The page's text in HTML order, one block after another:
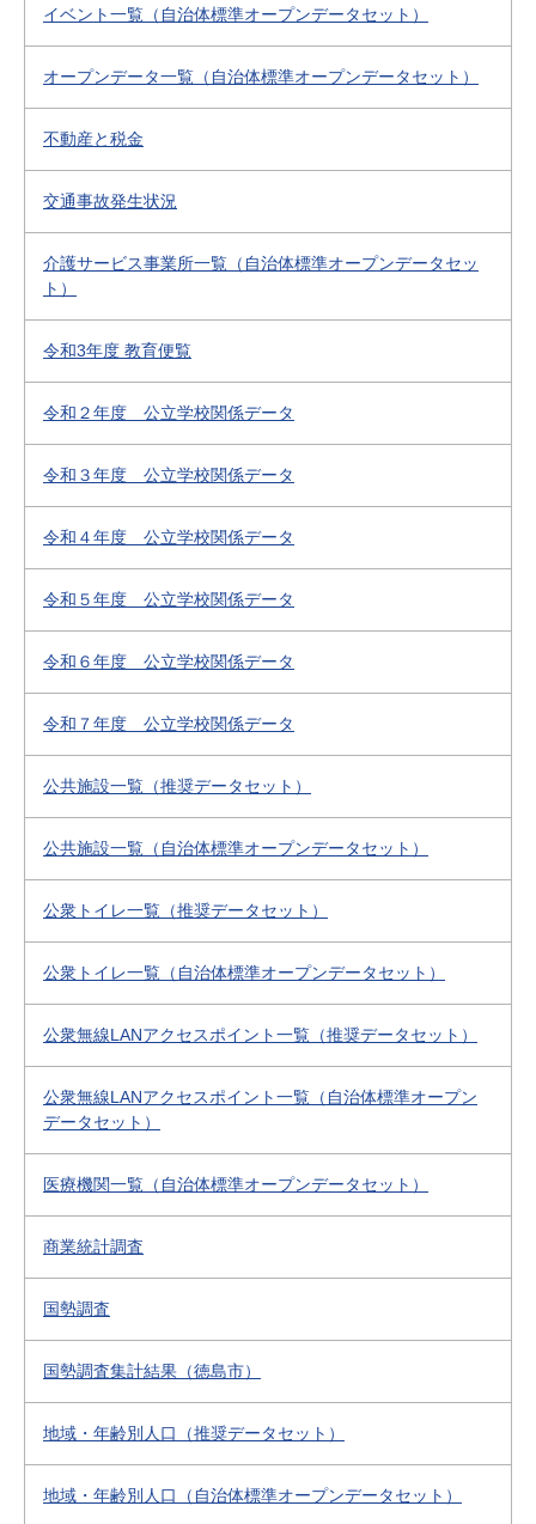
イベント一覧（自治体標準オープンデータセット）
オープンデータ一覧（自治体標準オープンデータセット）
不動産と税金
交通事故発生状況
介護サービス事業所一覧（自治体標準オープンデータセッ
ト）
令和3年度 教育便覧
令和２年度 公立学校関係データ
令和３年度 公立学校関係データ
令和４年度 公立学校関係データ
令和５年度 公立学校関係データ
令和６年度 公立学校関係データ
令和７年度 公立学校関係データ
公共施設一覧（推奨データセット）
公共施設一覧（自治体標準オープンデータセット）
公衆トイレ一覧（推奨データセット）
公衆トイレ一覧（自治体標準オープンデータセット）
公衆無線LANアクセスポイント一覧（推奨データセット）
公衆無線LANアクセスポイント一覧（自治体標準オープン
データセット）
医療機関一覧（自治体標準オープンデータセット）
商業統計調査
国勢調査
国勢調査集計結果（徳島市）
地域・年齢別人口（推奨データセット）
地域・年齢別人口（自治体標準オープンデータセット）